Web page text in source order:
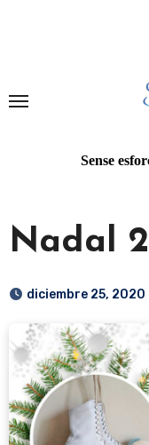
Sense
Nadal
diciembre 25, 2020